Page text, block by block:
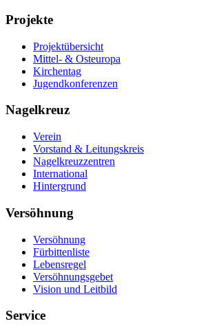
Projekte
Projektübersicht
Mittel- & Osteuropa
Kirchentag
Jugendkonferenzen
Nagelkreuz
Verein
Vorstand & Leitungskreis
Nagelkreuzzentren
International
Hintergrund
Versöhnung
Versöhnung
Fürbittenliste
Lebensregel
Versöhnungsgebet
Vision und Leitbild
Service